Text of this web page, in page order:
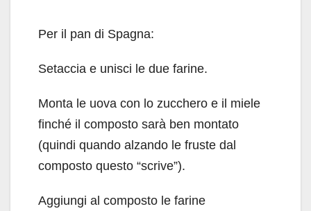
Per il pan di Spagna:
Setaccia e unisci le due farine.
Monta le uova con lo zucchero e il miele
finché il composto sarà ben montato
(quindi quando alzando le fruste dal
composto questo “scrive”).
Aggiungi al composto le farine